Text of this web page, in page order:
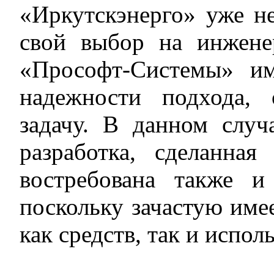
«Иркутскэнерго» уже
свой выбор на
«Прософт-Системы»
надежности подхода,
задачу. В данном
разработка,
востребована также
поскольку зачастую
как средств, так и